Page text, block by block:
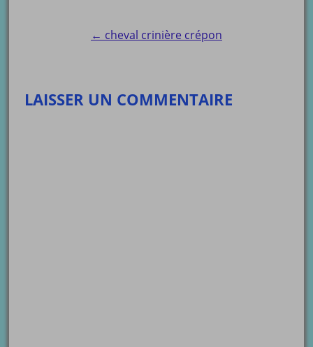
navigation← cheval crinière crépon
LAISSER UN COMMENTAIRE